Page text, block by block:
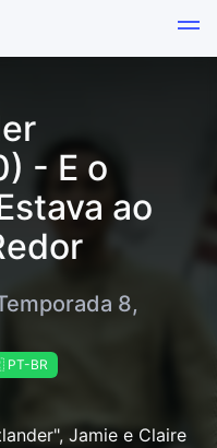
- E o
ao
8,
BR
Jamie e Claire